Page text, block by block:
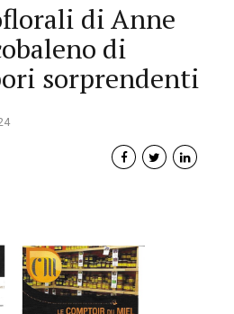
di Anne
di
sorprendenti